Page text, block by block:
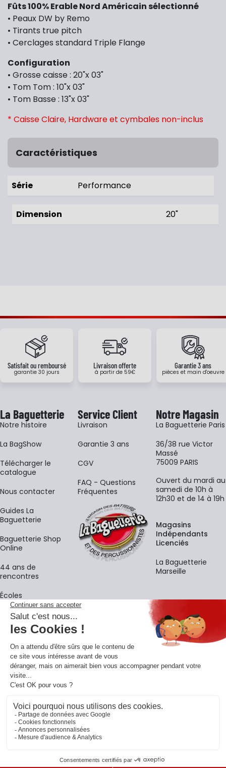
Fûts 100% Erable Nord Américain sélectionné
• Peaux DW by Remo
• Tirants true pitch
• Cerclages standard Triple Flange
Configuration
• Grosse caisse : 20"x 03"
• Tom Tom : 10"x 03"
• Tom Basse : 13"x 03"
* Caisse Claire, Hardware et cymbales non-inclus
Caractéristiques
Série Performance
Dimension 20"
Satisfait ou remboursé
garantie 30 jours
Livraison offerte
à partir de 59€
Garantie 3 ans
pièces et main d'oeuvre
La Baguetterie
Notre histoire
La BagShow
​Télécharger le
catalogue
Nous contacter
Guides La
Baguetterie
Baguetterie Shop
Online
44 ans de
rencontres
Écoles
Service Client
Livraison
Garantie 3 ans
CGV
FAQ - Questions
Fréquentes
Notre Magasin
La Baguetterie Paris
36/38 rue Victor
Massé
75009 PARIS
Ouvert du mardi au
samedi de 10h à
12h30 et de 14 à 19h
Magasins
Indépendants
Licenciés
La Baguetterie
Marseille
La newsletter
Adresse e-mail
En vous inscrivant à notre newsletter, vous acceptez notre
confidentialité.
Retrouvons-nous sur